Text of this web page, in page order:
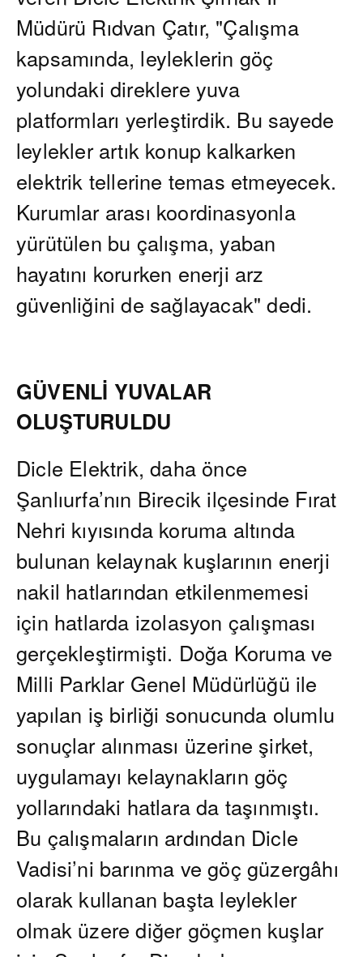
Müdürü Rıdvan Çatır, "Çalışma
kapsamında, leyleklerin göç
yolundaki direklere yuva
platformları yerleştirdik. Bu sayede
leylekler artık konup kalkarken
elektrik tellerine temas etmeyecek.
Kurumlar arası koordinasyonla
yürütülen bu çalışma, yaban
hayatını korurken enerji arz
güvenliğini de sağlayacak" dedi.
GÜVENLİ YUVALAR
OLUŞTURULDU
Dicle Elektrik, daha önce
Şanlıurfa’nın Birecik ilçesinde Fırat
Nehri kıyısında koruma altında
bulunan kelaynak kuşlarının enerji
nakil hatlarından etkilenmemesi
için hatlarda izolasyon çalışması
gerçekleştirmişti. Doğa Koruma ve
Milli Parklar Genel Müdürlüğü ile
yapılan iş birliği sonucunda olumlu
sonuçlar alınması üzerine şirket,
uygulamayı kelaynakların göç
yollarındaki hatlara da taşınmıştı.
Bu çalışmaların ardından Dicle
Vadisi’ni barınma ve göç güzergâhı
olarak kullanan başta leylekler
olmak üzere diğer göçmen kuşlar